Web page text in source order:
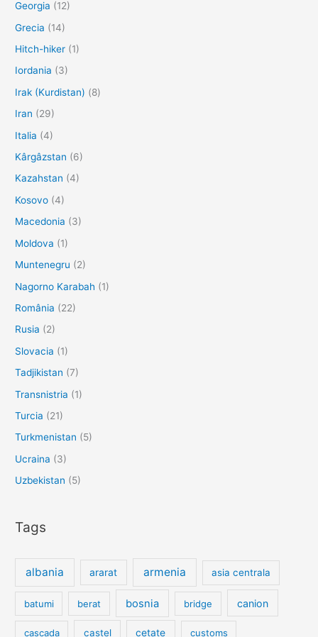
Georgia (12)
Grecia (14)
Hitch-hiker (1)
Iordania (3)
Irak (Kurdistan) (8)
Iran (29)
Italia (4)
Kârgâzstan (6)
Kazahstan (4)
Kosovo (4)
Macedonia (3)
Moldova (1)
Muntenegru (2)
Nagorno Karabah (1)
România (22)
Rusia (2)
Slovacia (1)
Tadjikistan (7)
Transnistria (1)
Turcia (21)
Turkmenistan (5)
Ucraina (3)
Uzbekistan (5)
Tags
albania ararat armenia asia centrala
batumi berat bosnia bridge canion
cascada castel cetate customs